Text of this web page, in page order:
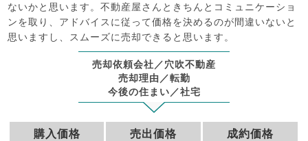
ないかと思います。不動産屋さんときちんとコミュニケーショ
ンを取り、アドバイスに従って価格を決めるのが間違いないと
思いますし、スムーズに売却できると思います。
売却依頼会社／穴吹不動産
売却理由／転勤
今後の住まい／社宅
購入価格 売出価格 成約価格